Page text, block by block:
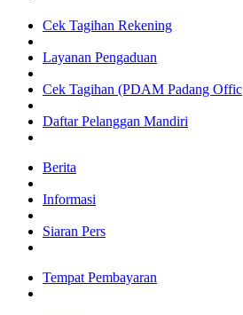
Cek Tagihan Rekening
Layanan Pengaduan
Cek Tagihan (PDAM Padang Offic
Daftar Pelanggan Mandiri
Berita
Informasi
Siaran Pers
Tempat Pembayaran